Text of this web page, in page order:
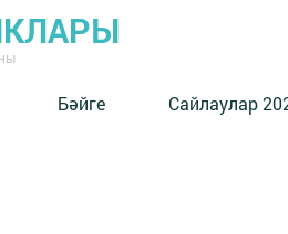
Бәйге Сайлаулар